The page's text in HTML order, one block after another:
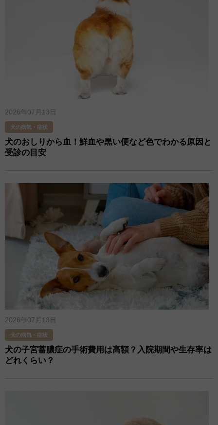
2026年07月13日
犬の病気・症状
犬のおしりから血！鮮血や黒い便など色でわかる原因と
受診の目安
2026年07月13日
犬の病気・症状
犬の子宮蓄膿症の手術費用は高額？入院期間や生存率は
どれくらい？